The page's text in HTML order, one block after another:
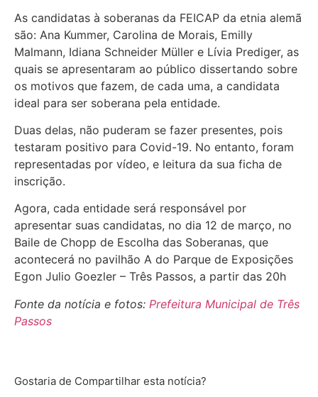
As candidatas à soberanas da FEICAP da etnia alemã
são: Ana Kummer, Carolina de Morais, Emilly
Malmann, Idiana Schneider Müller e Lívia Prediger, as
quais se apresentaram ao público dissertando sobre
os motivos que fazem, de cada uma, a candidata
ideal para ser soberana pela entidade.
Duas delas, não puderam se fazer presentes, pois
testaram positivo para Covid-19. No entanto, foram
representadas por vídeo, e leitura da sua ficha de
inscrição.
Agora, cada entidade será responsável por
apresentar suas candidatas, no dia 12 de março, no
Baile de Chopp de Escolha das Soberanas, que
acontecerá no pavilhão A do Parque de Exposições
Egon Julio Goezler – Três Passos, a partir das 20h
Fonte da notícia e fotos: Prefeitura Municipal de Três
Passos
Gostaria de Compartilhar esta notícia?